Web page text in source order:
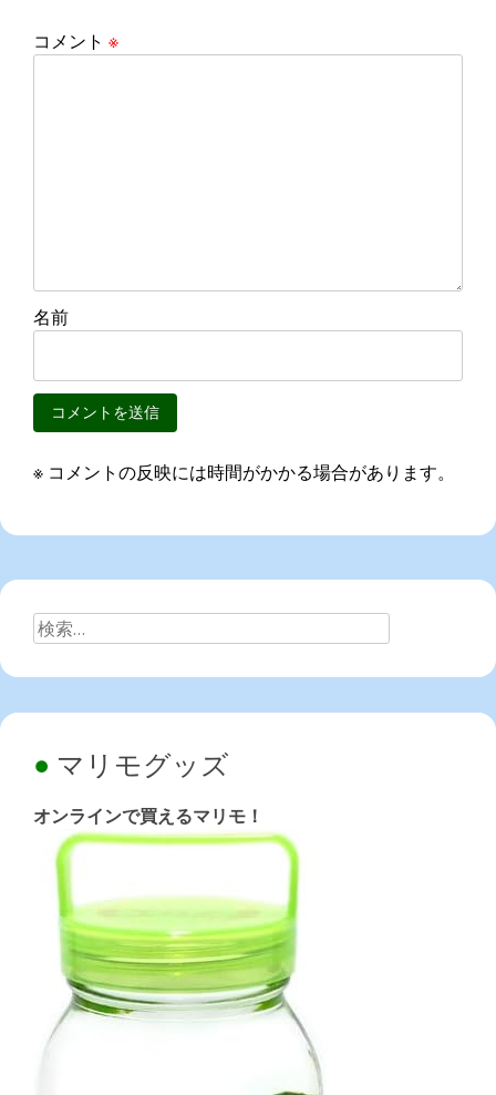
コメント ※
名前
※ コメントの反映には時間がかかる場合があります。
検
索:
マリモグッズ
オンラインで買えるマリモ！